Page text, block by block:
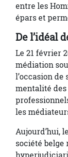
entre les
épars et
De l’idéal
Le 21 février
médiation
l’occasion de
mentalité
les
Aujourd’hui,
société